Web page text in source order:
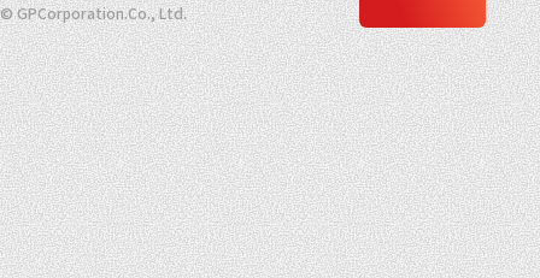
© GPCorporation.Co., Ltd.